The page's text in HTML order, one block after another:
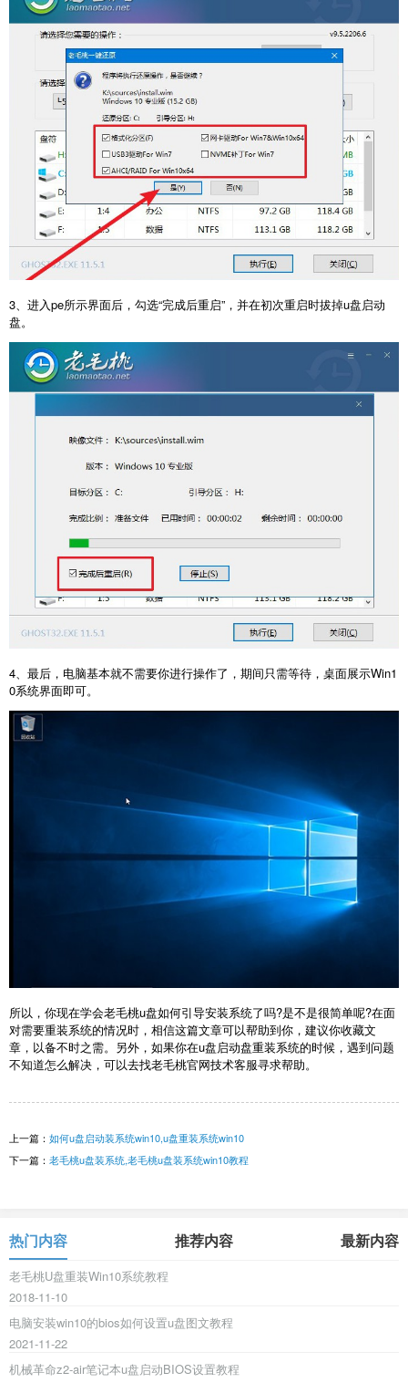
3、进入pe所示界面后，勾选“完成后重启”，并在初次重启时拔掉u盘启动
盘。
4、最后，电脑基本就不需要你进行操作了，期间只需等待，桌面展示Win1
0系统界面即可。
所以，你现在学会老毛桃u盘如何引导安装系统了吗?是不是很简单呢?在面
对需要重装系统的情况时，相信这篇文章可以帮助到你，建议你收藏文
章，以备不时之需。另外，如果你在u盘启动盘重装系统的时候，遇到问题
不知道怎么解决，可以去找老毛桃官网技术客服寻求帮助。
上一篇： 如何u盘启动装系统win10,u盘重装系统win10
下一篇： 老毛桃u盘装系统,老毛桃u盘装系统win10教程
热门内容 推荐内容 最新内容
老毛桃U盘重装Win10系统教程
2018-11-10
电脑安装win10的bios如何设置u盘图文教程
2021-11-22
机械革命z2-air笔记本u盘启动BIOS设置教程